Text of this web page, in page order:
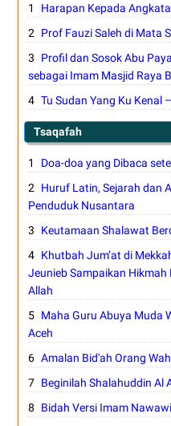
Harapan Kepada
Prof Fauzi Saleh di Mata
Profil dan Sosok Abu
sebagai Imam Masjid Raya
Tu Sudan Yang Ku Kenal
Tsaqafah
Doa-doa yang Dibaca
Huruf Latin, Sejarah dan
Penduduk Nusantara
Keutamaan Shalawat
Khutbah Jum’at di
Jeunieb Sampaikan
Allah
Maha Guru Abuya Muda
Aceh
Amalan Bid'ah Orang
Beginilah Shalahuddin Al
Bidah Versi Imam